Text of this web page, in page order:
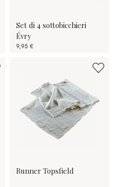
Set di 4 sottobicchieri
Évry
9,95 €
Runner Topsfield